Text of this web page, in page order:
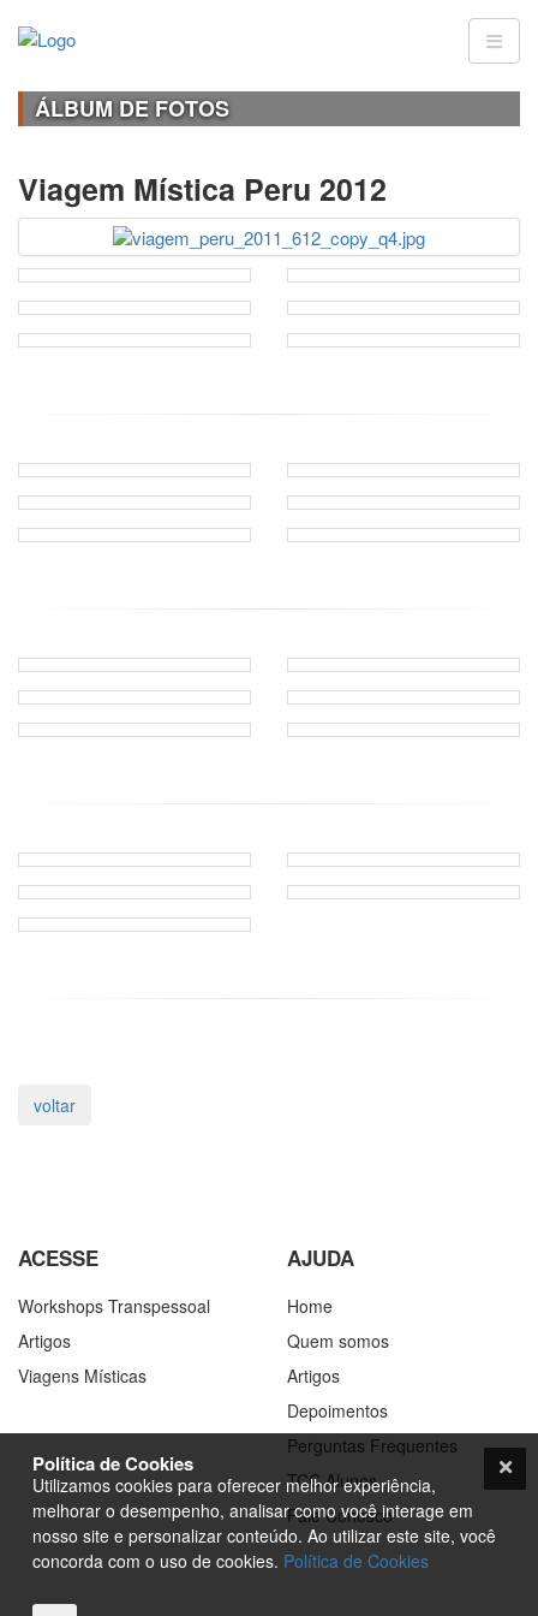
ÁLBUM DE FOTOS
Viagem Mística Peru 2012
ACESSE
Workshops Transpessoal
Artigos
Viagens Místicas
AJUDA
Home
Quem somos
Artigos
Depoimentos
Perguntas Frequentes
TCC Alunos
Fale Conosco
Política de Cookies
Utilizamos cookies para oferecer melhor experiência,
melhorar o desempenho, analisar como você interage em
nosso site e personalizar conteúdo. Ao utilizar este site, você
concorda com o uso de cookies. Política de Cookies